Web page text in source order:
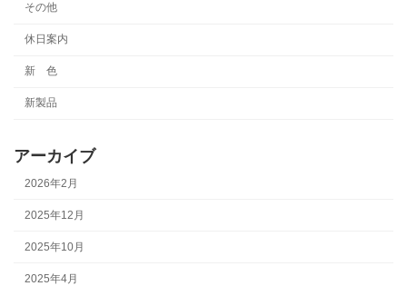
その他
休日案内
新 色
新製品
アーカイブ
2026年2月
2025年12月
2025年10月
2025年4月